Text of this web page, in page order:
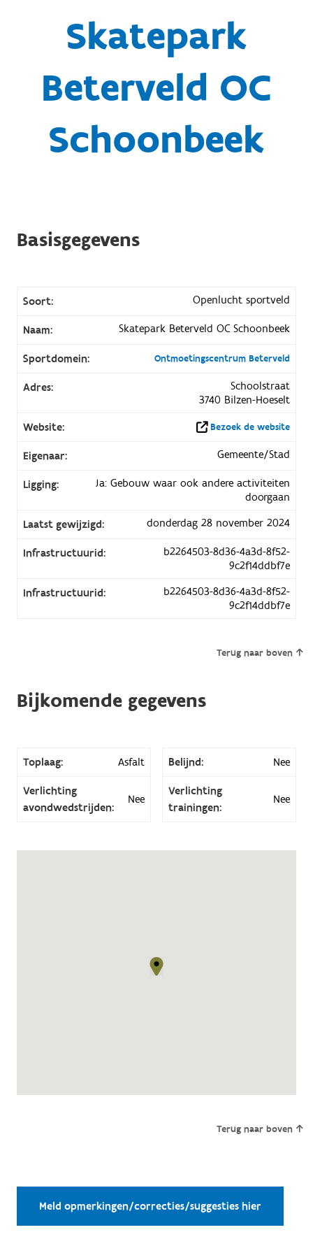
Skatepark
Beterveld OC
Schoonbeek
Basisgegevens
Soort: Openlucht sportveld
Naam: Skatepark Beterveld OC Schoonbeek
Sportdomein: Ontmoetingscentrum Beterveld
Adres:
Schoolstraat
3740 Bilzen-Hoeselt
Website:
Bezoek de website
Eigenaar: Gemeente/Stad
Ligging:
Ja: Gebouw waar ook andere activiteiten
doorgaan
Laatst gewijzigd:
donderdag 28 november 2024
Infrastructuurid:
b2264503-8d36-4a3d-8f52-
9c2f14ddbf7e
Infrastructuurid:
b2264503-8d36-4a3d-8f52-
9c2f14ddbf7e
Terug naar boven
Bijkomende gegevens
Toplaag: Asfalt Belijnd: Nee
Verlichting
avondwedstrijden:
Nee
Verlichting
trainingen:
Nee
Terug naar boven
Meld opmerkingen/correcties/suggesties hier